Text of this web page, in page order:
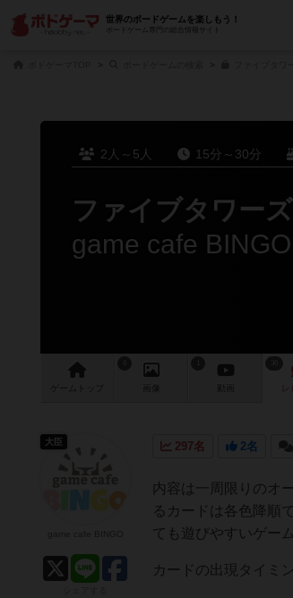
世界のボードゲームを楽しもう！
ボードゲーム専門の総合情報サイト
2人～5人 15分～30分
ファイブタワーズ
game cafe
ゲーム 画像
297名 2名
内容は一周限りのオ
るカードは各色降順
ても遊びやすいゲーム
カードの出現タイミ
大臣